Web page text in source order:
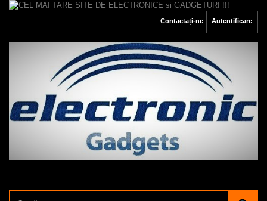
Autentificare
Contactați-ne